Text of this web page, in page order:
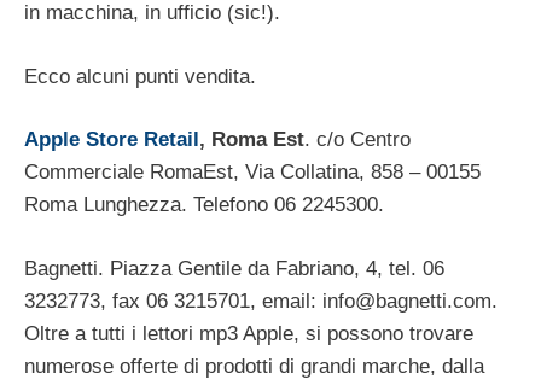
in macchina, in ufficio (sic!).
Ecco alcuni punti vendita.
Apple Store Retail, Roma Est. c/o Centro
Commerciale RomaEst, Via Collatina, 858 – 00155
Roma Lunghezza. Telefono 06 2245300.
Bagnetti. Piazza Gentile da Fabriano, 4, tel. 06
3232773, fax 06 3215701, email: info@bagnetti.com.
Oltre a tutti i lettori mp3 Apple, si possono trovare
numerose offerte di prodotti di grandi marche, dalla